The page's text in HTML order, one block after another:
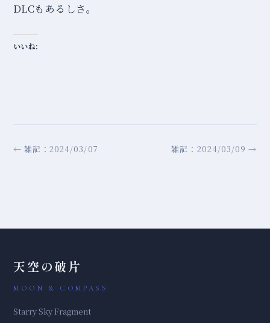
DLCもあるしさ。
いいね:
← 雑記：2024/03/07 雑記：2024/03/09 →
天空の破片
MOON & COMPASS
Starry Sky Fragment